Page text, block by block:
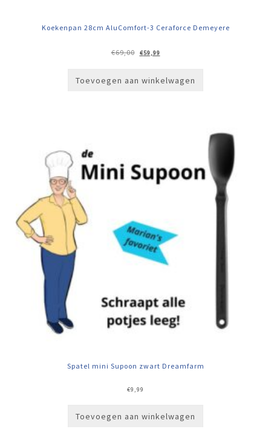
Koekenpan 28cm AluComfort-3 Ceraforce Demeyere
€69,00
Oorspronkelijke
prijs
€59,99Huidige
prijs
Toevoegen aan winkelwagen
Spatel mini Supoon zwart Dreamfarm
€9,99
Toevoegen aan winkelwagen